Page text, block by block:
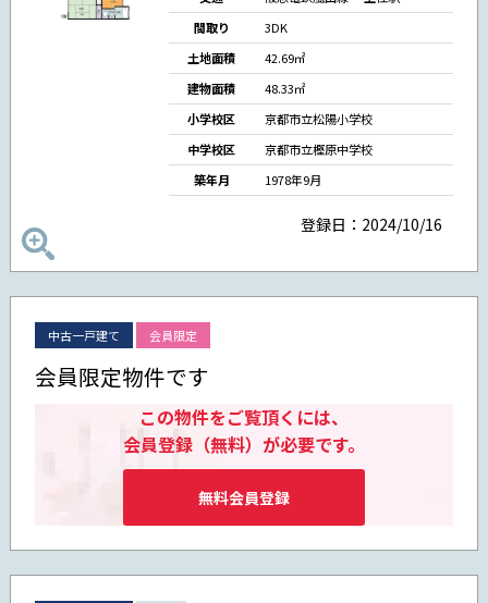
間取り
3DK
土地面積
42.69㎡
建物面積
48.33㎡
小学校区
京都市立松陽小学校
中学校区
京都市立樫原中学校
築年月
1978年9月
登録日：2024/10/16
中古一戸建て 会員限定
会員限定物件です
この物件をご覧頂くには、
会員登録（無料）が必要です。
無料会員登録